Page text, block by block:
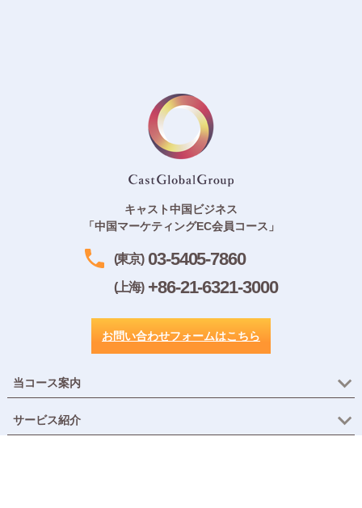
キャスト中国ビジネス
「中国マーケティングEC会員コース」
(東京)03-5405-7860
(上海)+86-21-6321-3000
お問い合わせフォームはこちら
当コース案内
サービス紹介